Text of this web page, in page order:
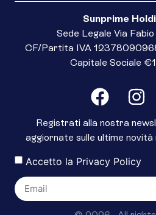
Sunprime
Sede Legale Via
CF/Partita IVA
Capitale Sociale
Registrati alla nostra
aggiornate sulle ultime novità
Accetto la Privacy Policy